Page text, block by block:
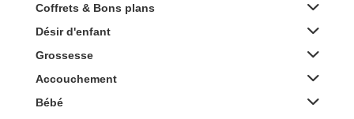
Coffrets & Bons plans
Désir d'enfant
Grossesse
Accouchement
Bébé